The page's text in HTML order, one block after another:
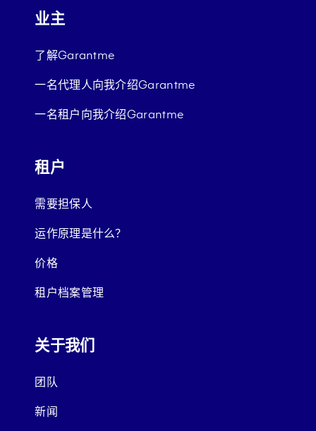
业主
了解Garantme
一名代理人向我介绍Garantme
一名租户向我介绍Garantme
租户
需要担保人
运作原理是什么？
价格
租户档案管理
关于我们
团队
新闻